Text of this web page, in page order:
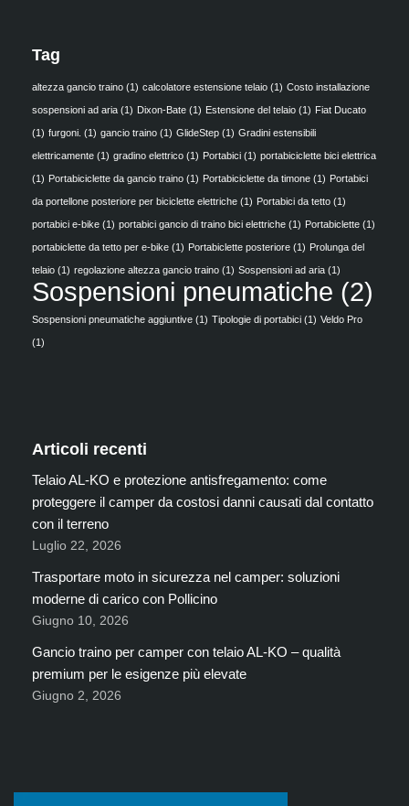
Tag
altezza gancio traino (1) calcolatore estensione telaio (1) Costo installazione
sospensioni ad aria (1) Dixon-Bate (1) Estensione del telaio (1) Fiat Ducato
(1) furgoni. (1) gancio traino (1) GlideStep (1) Gradini estensibili
elettricamente (1) gradino elettrico (1) Portabici (1) portabiciclette bici elettrica
(1) Portabiciclette da gancio traino (1) Portabiciclette da timone (1) Portabici
da portellone posteriore per biciclette elettriche (1) Portabici da tetto (1)
portabici e-bike (1) portabici gancio di traino bici elettriche (1) Portabiclette (1)
portabiclette da tetto per e-bike (1) Portabiclette posteriore (1) Prolunga del
telaio (1) regolazione altezza gancio traino (1) Sospensioni ad aria (1)
Sospensioni pneumatiche (2)
Sospensioni pneumatiche aggiuntive (1) Tipologie di portabici (1) Veldo Pro
(1)
Articoli recenti
Telaio AL-KO e protezione antisfregamento: come
proteggere il camper da costosi danni causati dal contatto
con il terreno
Luglio 22, 2026
Trasportare moto in sicurezza nel camper: soluzioni
moderne di carico con Pollicino
Giugno 10, 2026
Gancio traino per camper con telaio AL-KO – qualità
premium per le esigenze più elevate
Giugno 2, 2026